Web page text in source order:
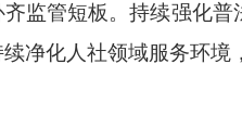
监管短板。持续强化
净化人社领域服务环境